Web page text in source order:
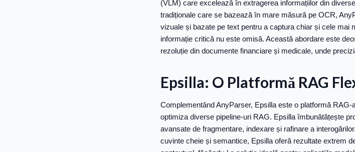
(VLM) care excelează în extragerea informațiilor din
tradiționale care se bazează în mare măsură pe OCR,
vizuale și bazate pe text pentru a captura chiar și cele mai
informație critică nu este omisă. Această abordare este
rezoluție din documente financiare și medicale, unde
Epsilla: O Platformă RAG
Complementând AnyParser, Epsilla este o platformă
optimiza diverse pipeline-uri RAG. Epsilla îmbunătățește
avansate de fragmentare, indexare și rafinare a
cuvinte cheie și semantice, Epsilla oferă rezultate extrem